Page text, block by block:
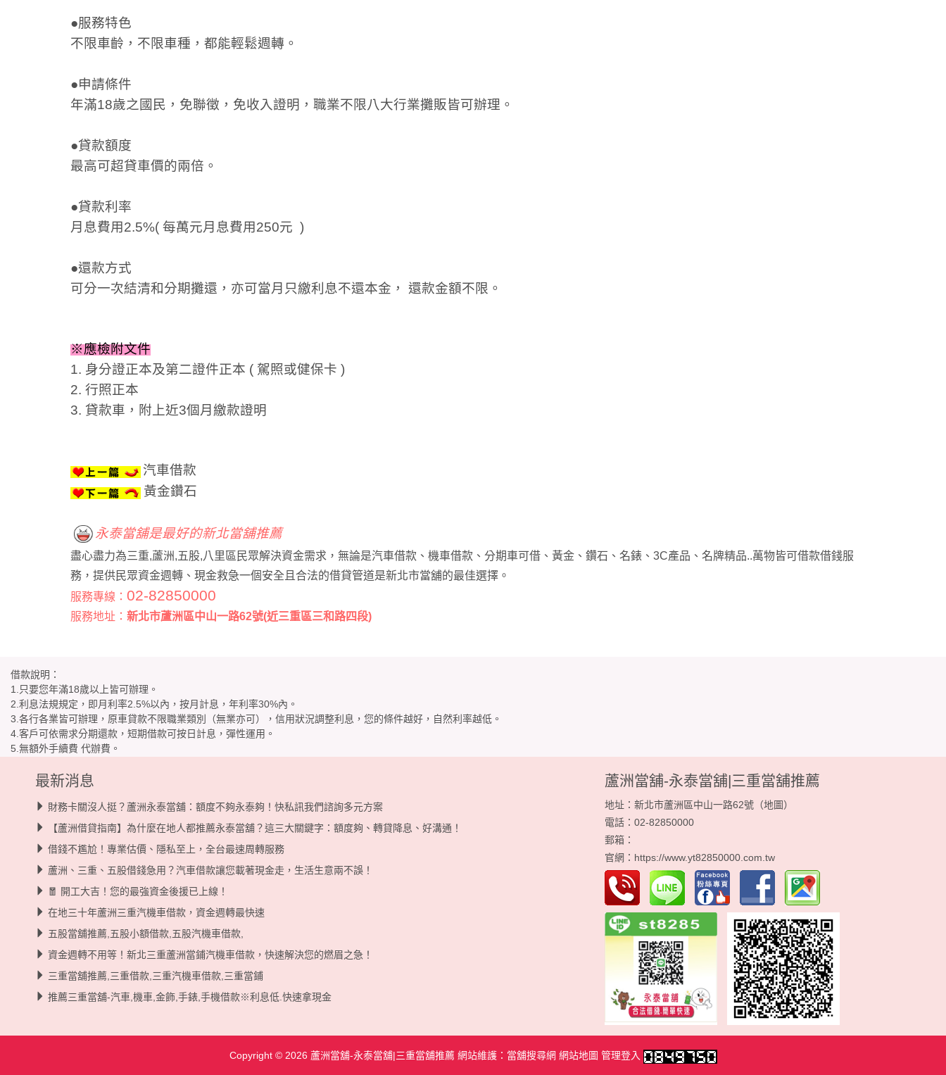
●服務特色
不限車齡，不限車種，都能輕鬆週轉。
●申請條件
年滿18歲之國民，免聯徵，免收入證明，職業不限八大行業攤販皆可辦理。
●貸款額度
最高可超貸車價的兩倍。
●貸款利率
月息費用2.5%( 每萬元月息費用250元 )
●還款方式
可分一次結清和分期攤還，亦可當月只繳利息不還本金， 還款金額不限。
※應檢附文件
1. 身分證正本及第二證件正本 ( 駕照或健保卡 )
2. 行照正本
3. 貸款車，附上近3個月繳款證明
汽車借款
黃金鑽石
永泰當舖是最好的新北當舖推薦
盡心盡力為三重,蘆洲,五股,八里區民眾解決資金需求，無論是汽車借款、機車借款、分期車可借、黃金、鑽石、名錶、3C產品、名牌精品..萬物皆可借款借錢服
務，提供民眾資金週轉、現金救急一個安全且合法的借貸管道是新北市當舖的最佳選擇。
服務專線： 02-82850000
服務地址： 新北市蘆洲區中山一路62號(近三重區三和路四段)
借款說明：
1.只要您年滿18歲以上皆可辦理。
2.利息法規規定，即月利率2.5%以內，按月計息，年利率30%內。
3.各行各業皆可辦理，原車貸款不限職業類別（無業亦可），信用狀況調整利息，您的條件越好，自然利率越低。
4.客戶可依需求分期還款，短期借款可按日計息，彈性運用。
5.無額外手續費 代辦費。
最新消息
財務卡關沒人挺？蘆洲永泰當舖：額度不夠永泰夠！快私訊我們諮詢多元方案
【蘆洲借貸指南】為什麼在地人都推薦永泰當舖？這三大關鍵字：額度夠、轉貸降息、好溝通！
借錢不尷尬！專業估價、隱私至上，全台最速周轉服務
蘆洲、三重、五股借錢急用？汽車借款讓您載著現金走，生活生意兩不誤！
🧧 開工大吉！您的最強資金後援已上線！
在地三十年蘆洲三重汽機車借款，資金週轉最快速
五股當舖推薦,五股小額借款,五股汽機車借款,
資金週轉不用等！新北三重蘆洲當鋪汽機車借款，快速解決您的燃眉之急！
三重當舖推薦,三重借款,三重汽機車借款,三重當鋪
推薦三重當舖-汽車,機車,金飾,手錶,手機借款※利息低.快速拿現金
蘆洲當舖-永泰當舖|三重當舖推薦
地址：新北市蘆洲區中山一路62號（地圖）
電話：02-82850000
郵箱：
官網： https://www.yt82850000.com.tw
Copyright © 2026 蘆洲當舖-永泰當舖|三重當舖推薦 網站維護： 當舖搜尋網 網站地圖 管理登入